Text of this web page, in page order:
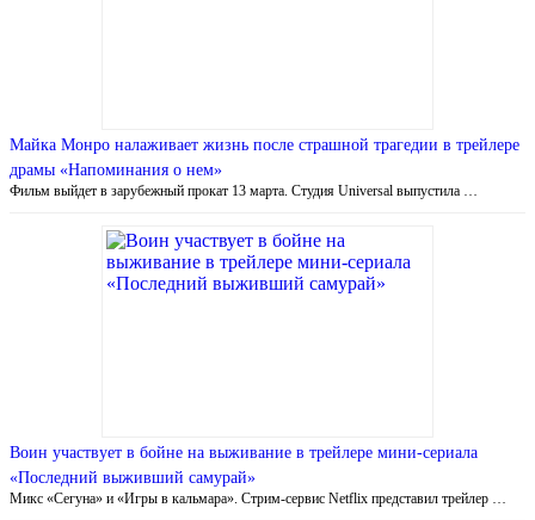
Майка Монро налаживает жизнь после страшной трагедии в трейлере
драмы «Напоминания о нем»
Фильм выйдет в зарубежный прокат 13 марта. Студия Universal выпустила …
Воин участвует в бойне на выживание в трейлере мини-сериала
«Последний выживший самурай»
Микс «Сегуна» и «Игры в кальмара». Стрим-сервис Netflix представил трейлер …